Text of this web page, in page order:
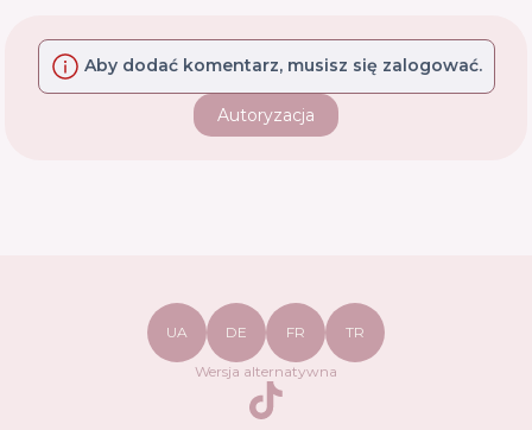
Aby dodać komentarz, musisz się zalogować.
Autoryzacja
UA DE FR TR
Wersja alternatywna
TikTok